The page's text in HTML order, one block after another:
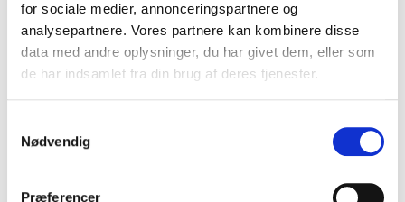
for sociale medier, annonceringspartnere og
analysepartnere. Vores partnere kan kombinere disse
data med andre oplysninger, du har givet dem, eller som
de har indsamlet fra din brug af deres tjenester.
Nødvendig
Præferencer
Anne Hjernøe
TV-kok, forfatter og
journalist, Anne Hjernøe
mad, sundhed og
motivation til bedre vaner.
Anne Linnet
Mød musiker og sangskriver,
Anne Linnet, til et